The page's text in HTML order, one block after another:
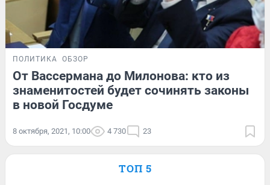
ПОЛИТИКА ОБЗОР
От Вассермана до Милонова: кто из
знаменитостей будет сочинять законы
в новой Госдуме
8 октября, 2021, 10:00 4 730 23
ТОП 5